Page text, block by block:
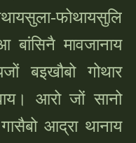
फोथायसुलि
बांसिनै मावजानाय
बइखौबो गोथार
आरो जों सानो
आद्रा थानाय